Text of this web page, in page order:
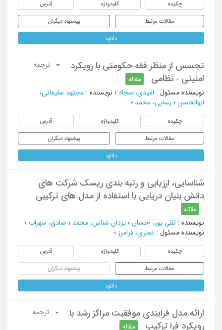
چکیده کلیدواژه آدرس
مقالات مرتبط پیشنهاد دیگران
دانلود
تجسس از منظر فقه حکومتی با رویکرد
امنیتی - نظامی
مقاله
ترجمه
نویسنده مسئول : امیدی، سجاد ؛ نویسنده : مجتهد سلیمانی،
ابوالحسن ؛ رسایی، محمد ؛
چکیده کلیدواژه آدرس
مقالات مرتبط پیشنهاد دیگران
دانلود
شناسایی، ارزیابی و رتبه بندی ریسک شرکت های
دانش بنیان دریایی با استفاده از مدل های ترکیبی
مقاله
نویسنده : تقی پور، احسان ؛ یزدان شناس، محمد ؛ صادق، سهراب ؛
نویسنده مسئول : نصری، فرامرز ؛
چکیده کلیدواژه آدرس
مقالات مرتبط پیشنهاد دیگران
دانلود
ارائه مدل فرایندی موفقیت مراکز رشد با
رویکرد فرا ترکیب
مقاله
ترجمه